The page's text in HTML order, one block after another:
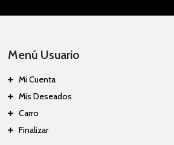
Menú Usuario
Mi Cuenta
Mis Deseados
Carro
Finalizar